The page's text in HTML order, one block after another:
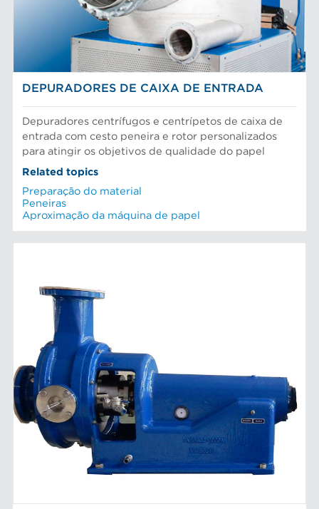
DEPURADORES DE CAIXA DE ENTRADA
Depuradores centrífugos e centrípetos de caixa de
entrada com cesto peneira e rotor personalizados
para atingir os objetivos de qualidade do papel
Related topics
Preparação do material
Peneiras
Aproximação da máquina de papel